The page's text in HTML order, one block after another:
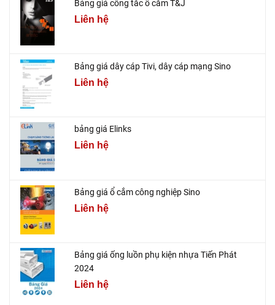
Bảng giá công tắc ổ cắm T&J
Liên hệ
Bảng giá dây cáp Tivi, dây cáp mạng Sino
Liên hệ
bảng giá Elinks
Liên hệ
Bảng giá ổ cắm công nghiệp Sino
Liên hệ
Bảng giá ống luồn phụ kiện nhựa Tiến Phát
2024
Liên hệ